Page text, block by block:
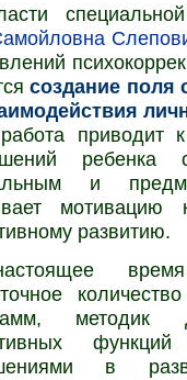
создание поля
приводит
ребенка
и
мотивацию
развитию.
методик
в